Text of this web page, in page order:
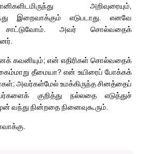
அறிவுரையும்,
இறைவாக்கும் எடுபடாது. எனவே
சாட்டுவோம். அவர் சொல்வதைக்
கவனியும்; என் எதிரிகள் சொல்வதைக்
தீமையா? என் உயிரைப் போக்கக்
அவர்கள்மேல் உமக்கிருந்த சினத்தைப்
குறித்து நல்லதை எடுத்துச்
வந்து நின்றதை நினைவுகூரும்.